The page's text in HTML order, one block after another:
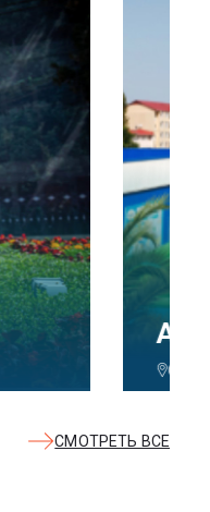
СМОТРЕТЬ ВСЕ